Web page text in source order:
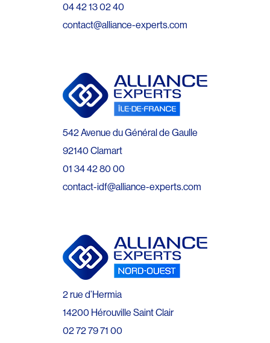
04 42 13 02 40
contact@alliance-experts.com
542 Avenue du Général de Gaulle
92140 Clamart
01 34 42 80 00
contact-idf@alliance-experts.com
2 rue d’Hermia
14200 Hérouville Saint Clair
02 72 79 71 00